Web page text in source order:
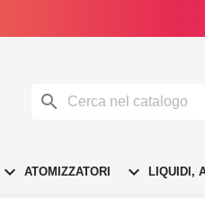

 ATOMIZZATORI  LIQUIDI,